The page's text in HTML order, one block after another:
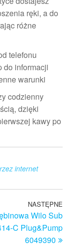
ręki, a do
różne
telefonu
informacji
warunki
codzienny
dzięki
kawy po
internet
NASTĘPNE
Wilo Sub
C Plug&Pump
6049390